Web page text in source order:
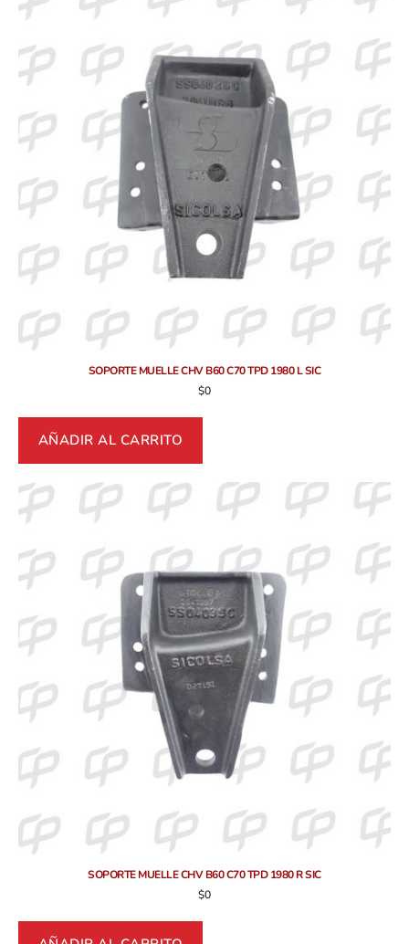
SOPORTE MUELLE CHV B60 C70 TPD 1980 L SIC
$0
AÑADIR AL CARRITO
SOPORTE MUELLE CHV B60 C70 TPD 1980 R SIC
$0